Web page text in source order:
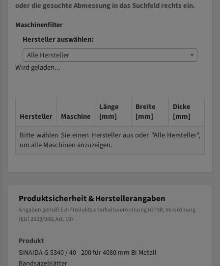
oder die gesuchte Abmessung in das Suchfeld rechts ein.
Maschinenfilter
Hersteller auswählen:
Alle Hersteller
Wird geladen...
Hersteller Maschine
Länge
[mm]
Breite
[mm]
Dicke
[mm]
Bitte wählen Sie einen Hersteller aus oder "Alle Hersteller",
um alle Maschinen anzuzeigen.
Produktsicherheit & Herstellerangaben
Angaben gemäß EU-Produktsicherheitsverordnung (GPSR, Verordnung
(EU) 2023/988, Art. 19).
Produkt
SINAIDA G 5340 / 40 - 200 für 4080 mm Bi-Metall
Bandsägeblätter